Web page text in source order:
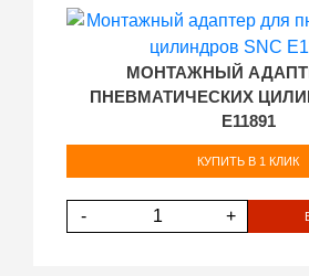
МОНТАЖНЫЙ
ПНЕВМАТИЧЕСКИХ
E11891
КУПИТЬ В 1 КЛИК
- +